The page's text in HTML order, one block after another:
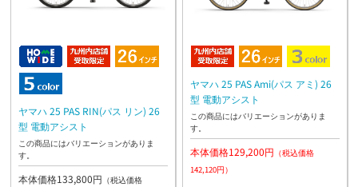
ヤマハ 25 PAS RIN(パス リン) 26
型 電動アシスト
この商品にはバリエーションがありま
す。
本体価格133,800円 （税込価格
ヤマハ 25 PAS Ami(パス アミ) 26
型 電動アシスト
この商品にはバリエーションがありま
す。
本体価格129,200円 （税込価格
142,120円）